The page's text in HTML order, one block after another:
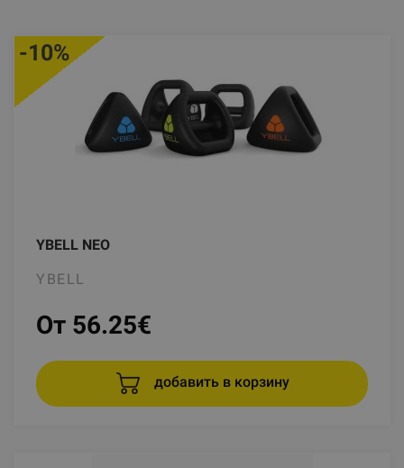
YBELL NEO
YBELL
-10%
От 56.25€
добавить в корзину